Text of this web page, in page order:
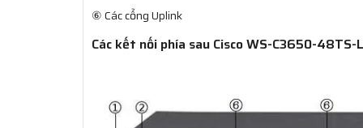
⑥ Các cổng Uplink
Các kết nối phía sau Cisco WS-C3650-48TS-L